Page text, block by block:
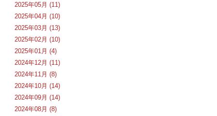
2025年05月 (11)
2025年04月 (10)
2025年03月 (13)
2025年02月 (10)
2025年01月 (4)
2024年12月 (11)
2024年11月 (8)
2024年10月 (14)
2024年09月 (14)
2024年08月 (8)